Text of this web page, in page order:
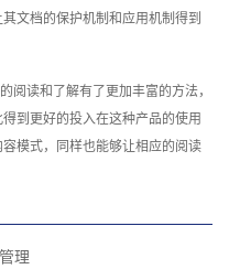
文档的保护机制和应用机制得到
阅读和了解有了更加丰富的方法，
到更好的投入在这种产品的使用
模式，同样也能够让相应的阅读
理